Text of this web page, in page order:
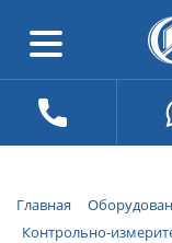
Главная
Контрольно-